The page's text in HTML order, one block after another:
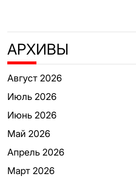
АРХИВЫ
Август 2026
Июль 2026
Июнь 2026
Май 2026
Апрель 2026
Март 2026